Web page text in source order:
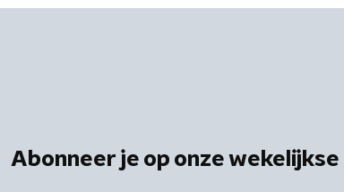
Abonneer je op onze